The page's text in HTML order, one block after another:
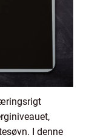
I denne